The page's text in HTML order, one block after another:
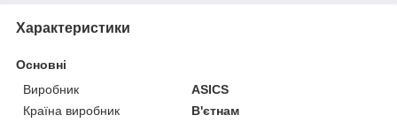
Характеристики
Основні
Виробник
ASICS
Країна виробник
В'єтнам